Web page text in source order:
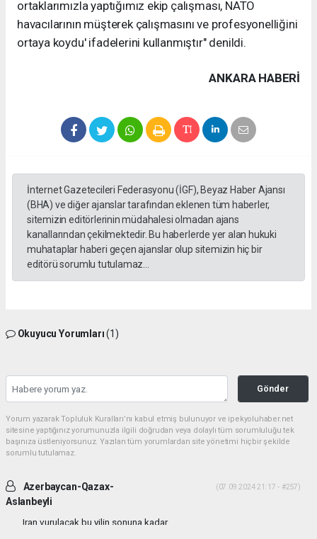
ortaklarımızla yaptığımız ekip çalışması, NATO
havacılarının müşterek çalışmasını ve profesyonelliğini
ortaya koydu' ifadelerini kullanmıştır" denildi.
ANKARA HABERİ
İnternet Gazetecileri Federasyonu (İGF), Beyaz Haber Ajansı
(BHA) ve diğer ajanslar tarafından eklenen tüm haberler,
sitemizin editörlerinin müdahalesi olmadan ajans
kanallarından çekilmektedir. Bu haberlerde yer alan hukuki
muhataplar haberi geçen ajanslar olup sitemizin hiç bir
editörü sorumlu tutulamaz...
Okuyucu Yorumları(1)
Gönder
Yorum yazarak Topluluk Kuralları’nı kabul etmiş bulunuyor ve ipekyoluhaber.net
sitesine yaptığınız yorumunuzla ilgili doğrudan veya dolaylı tüm sorumluluğu tek
başınıza üstleniyorsunuz. Yazılan tüm yorumlardan site yönetimi hiçbir şekilde
sorumlu tutulamaz.
Azerbaycan-Qazax-
Aslanbeyli
(07.09.2024 21:17 - #257)
Iran vurulacak bu yilin sonuna kadar...